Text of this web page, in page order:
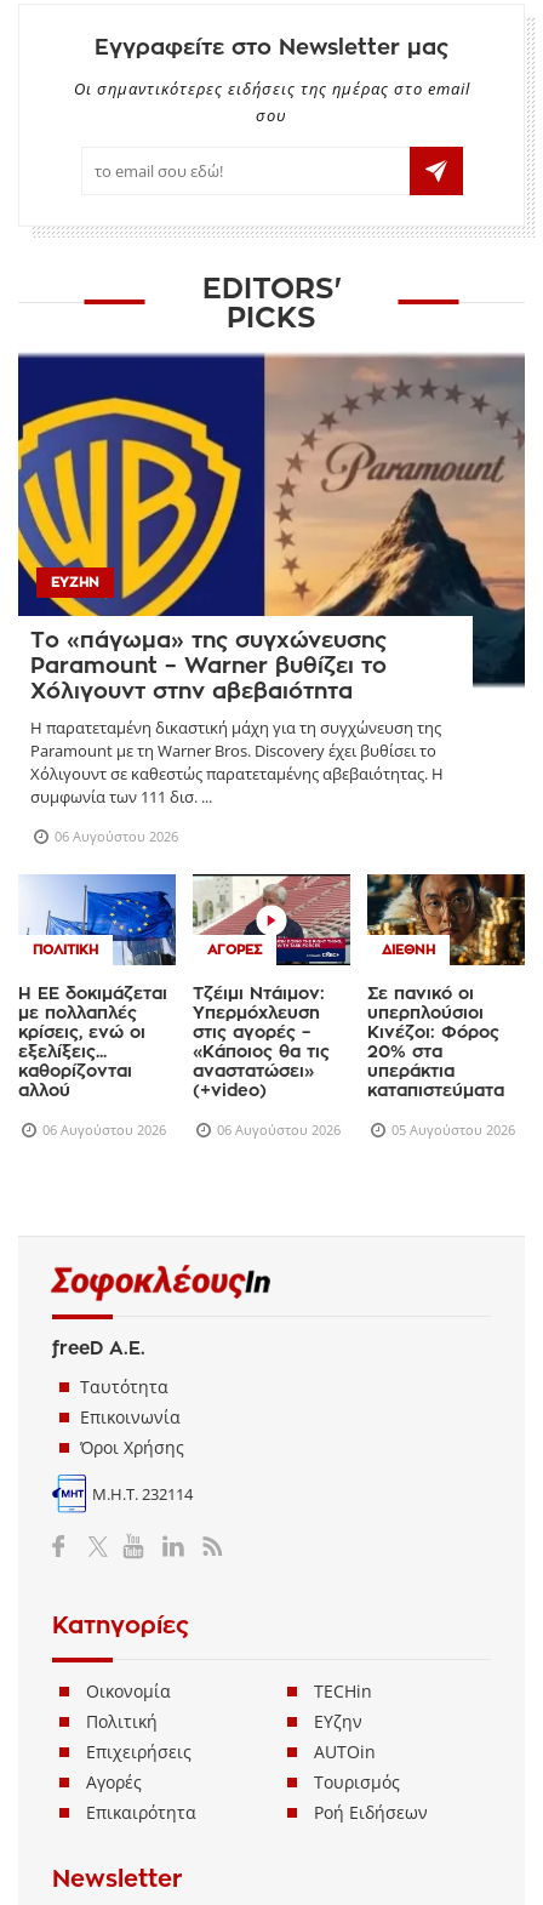
Εγγραφείτε στο Newsletter μας
Οι σημαντικότερες ειδήσεις της ημέρας στο email
σου
EDITORS'
PICKS
ΕΥΖΗΝ
Το «πάγωμα» της συγχώνευσης
Paramount – Warner βυθίζει το
Χόλιγουντ στην αβεβαιότητα
Η παρατεταμένη δικαστική μάχη για τη συγχώνευση της
Paramount με τη Warner Bros. Discovery έχει βυθίσει το
Χόλιγουντ σε καθεστώς παρατεταμένης αβεβαιότητας. Η
συμφωνία των 111 δισ. ...
06 Αυγούστου 2026
ΠΟΛΙΤΙΚΉ
Η ΕΕ δοκιμάζεται
με πολλαπλές
κρίσεις, ενώ οι
εξελίξεις...
καθορίζονται
αλλού
06 Αυγούστου 2026
ΑΓΟΡΈΣ
Τζέιμι Ντάιμον:
Υπερμόχλευση
στις αγορές –
«Κάποιος θα τις
αναστατώσει»
(+video)
06 Αυγούστου 2026
ΔΙΕΘΝΉ
Σε πανικό οι
υπερπλούσιοι
Κινέζοι: Φόρος
20% στα
υπεράκτια
καταπιστεύματα
05 Αυγούστου 2026
freeD Α.Ε.
Ταυτότητα
Επικοινωνία
Όροι Χρήσης
Μ.Η.Τ. 232114
Κατηγορίες
Οικονομία
Πολιτική
Επιχειρήσεις
Αγορές
Επικαιρότητα
TECHin
ΕΥζην
AUTOin
Τουρισμός
Ροή Ειδήσεων
Newsletter